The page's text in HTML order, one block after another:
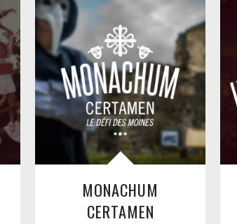
MONACHUM
CERTAMEN